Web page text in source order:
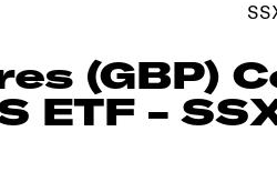
(GBP)
ETF -